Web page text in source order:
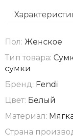
Пол: Женское
Тип товара:
сумки
Бренд: Fendi
Цвет: Белый
Материал:
Страна